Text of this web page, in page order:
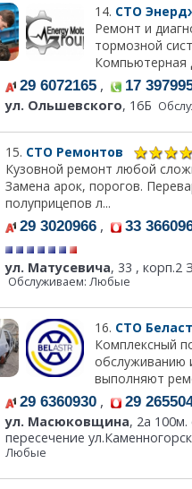
14. СТО
Ремонт и
тормозной
Компьютерная
29 6072165 , 17
ул. Ольшевского, 16Б
15. СТО Ремонтов
Кузовной ремонт любой
Замена арок, порогов.
полуприцепов л...
29 3020966 , 33
ул. Матусевича, 33 , корп.2
Обслуживаем: Любые
16. СТО
Комплексный
обслуживанию
выполняют
29 6360930 , 29
ул. Масюковщина, 2а 100м.
пересечение
Любые